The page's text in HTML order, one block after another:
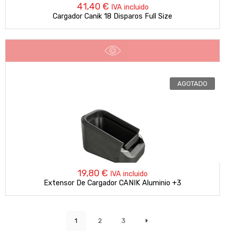
41,40 € IVA incluido
Cargador Canik 18 Disparos Full Size
AGOTADO
19,80 € IVA incluido
Extensor De Cargador CANIK Aluminio +3
1 2 3